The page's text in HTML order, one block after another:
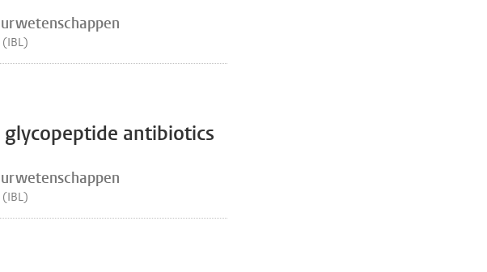
(IBL)
glycopeptide antibiotics
(IBL)